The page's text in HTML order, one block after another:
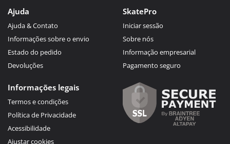
Ajuda
Ajuda & Contato
Informações sobre o envio
Estado do pedido
Devoluções
SkatePro
Iniciar sessão
Sobre nós
Informação empresarial
Pagamento seguro
Informações legais
Termos e condições
Política de Privacidade
Acessibilidade
Ajustar cookies